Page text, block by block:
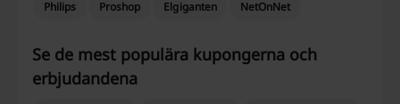
Philips
Proshop Elgiganten NetOnNet
Se de mest populära kupongerna och
erbjudandena